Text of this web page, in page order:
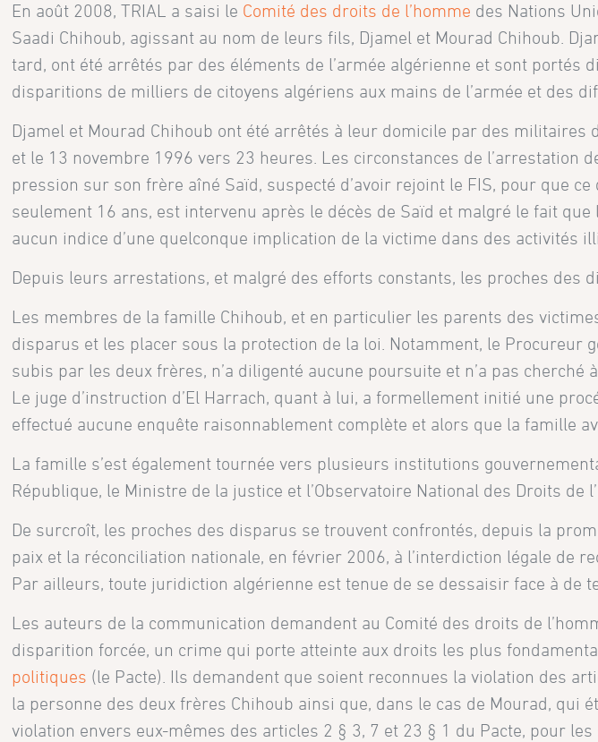
En août 2008, TRIAL a saisi le Comité des droits de l’homme des Nations
Saadi Chihoub, agissant au nom de leurs fils, Djamel et Mourad Chihoub.
tard, ont été arrêtés par des éléments de l’armée algérienne et sont portés
disparitions de milliers de citoyens algériens aux mains de l’armée et des
Djamel et Mourad Chihoub ont été arrêtés à leur domicile par des
et le 13 novembre 1996 vers 23 heures. Les circonstances de l’arrestation
pression sur son frère aîné Saïd, suspecté d’avoir rejoint le FIS, pour que
seulement 16 ans, est intervenu après le décès de Saïd et malgré le fait
aucun indice d’une quelconque implication de la victime dans des activités
Depuis leurs arrestations, et malgré des efforts constants, les proches des
Les membres de la famille Chihoub, et en particulier les parents des
disparus et les placer sous la protection de la loi. Notamment, le Procureur
subis par les deux frères, n’a diligenté aucune poursuite et n’a pas
Le juge d’instruction d’El Harrach, quant à lui, a formellement initié une
effectué aucune enquête raisonnablement complète et alors que la famille
La famille s’est également tournée vers plusieurs institutions
République, le Ministre de la justice et l’Observatoire National des Droits de
De surcroît, les proches des disparus se trouvent confrontés, depuis la
paix et la réconciliation nationale, en février 2006, à l’interdiction légale de
Par ailleurs, toute juridiction algérienne est tenue de se dessaisir face à de
Les auteurs de la communication demandent au Comité des droits de
disparition forcée, un crime qui porte atteinte aux droits les plus
politiques (le Pacte). Ils demandent que soient reconnues la violation des
la personne des deux frères Chihoub ainsi que, dans le cas de Mourad, qui
violation envers eux-mêmes des articles 2 § 3, 7 et 23 § 1 du Pacte, pour